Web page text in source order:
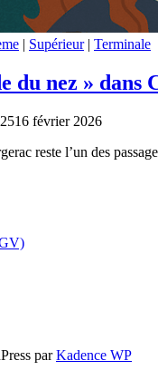
| Supérieur| Terminale
du nez » dans
16 février 2026
reste l’un des
parKadence WP